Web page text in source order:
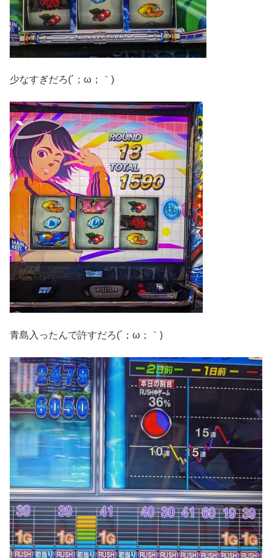
少なすぎだろ(´；ω；｀)
青島入ったんで許すだろ(´；ω；｀)